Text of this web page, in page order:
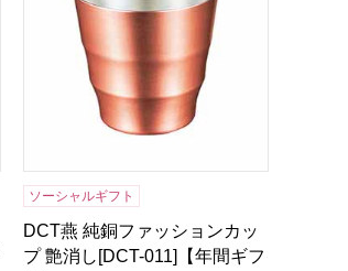
ソーシャルギフト
DCT燕 純銅ファッションカッ
プ 艶消し[DCT-011]【年間ギフ